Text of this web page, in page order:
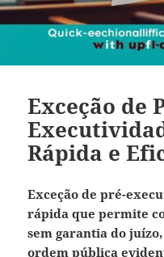
Exceção de
Rápida e
Exceção de pré-
rápida que permite
sem garantia do
ordem pública